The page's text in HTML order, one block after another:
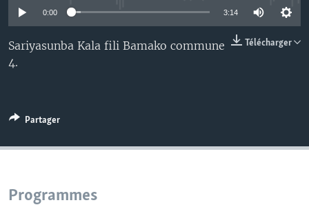
0:00 3:14
Télécharger
Sariyasunba Kala fili Bamako commune
4.
Partager
Programmes